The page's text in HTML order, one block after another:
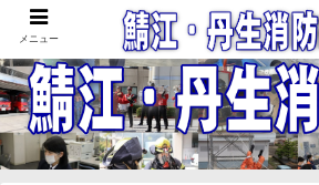
鯖江・丹生消防組合
メニュー